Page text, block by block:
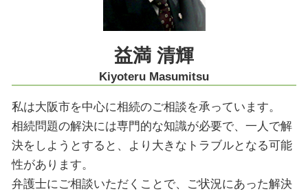
不動産トラブル 大阪市 弁護士
コンプライアンス 大阪市 弁護士
法律問題 京都市 弁護士
遺産分割協議 大阪市 弁護士
益満 清輝
Kiyoteru Masumitsu
私は大阪市を中心に相続のご相談を承っています。
相続問題の解決には専門的な知識が必要で、一人で解
決をしようとすると、より大きなトラブルとなる可能
性があります。
弁護士にご相談いただくことで、ご状況にあった解決